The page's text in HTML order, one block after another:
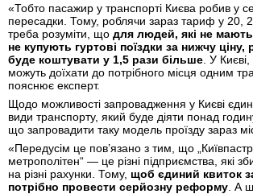
«Тобто пасажир у транспорті Києва робив у
пересадки. Тому, роблячи зараз тариф у 20,
треба розуміти, що для людей, які не мають
не купують гуртові поїздки за нижчу ціну,
буде коштувати у 1,5 рази більше . У
можуть доїхати до потрібного місця одним
пояснює експерт.
Щодо можливості запровадження у Києві
види транспорту, який буде діяти понад
що запровадити таку модель проїзду зараз
«Передусім це пов’язано з тим, що
метрополітен“ — це різні підприємства, які
на різні рахунки. Тому, щоб єдиний квиток
потрібно провести серйозну реформу . А